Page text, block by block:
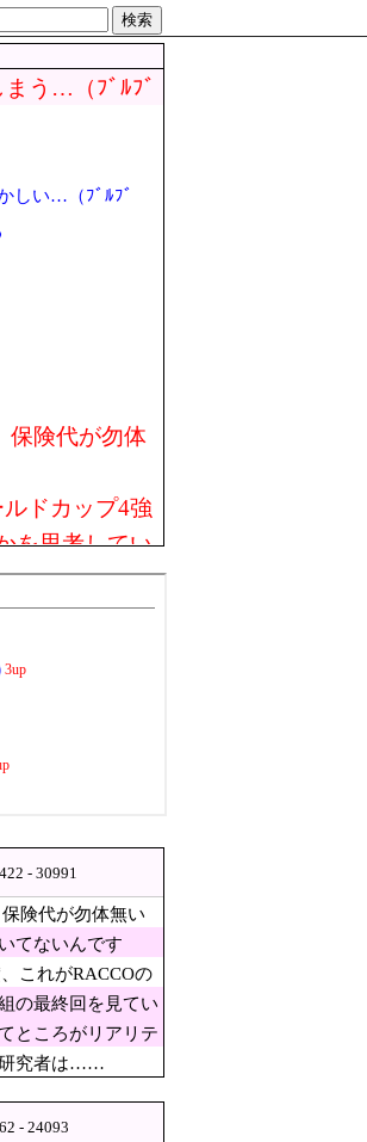
検索
まう…（ﾌﾞﾙﾌﾞ
しい…（ﾌﾞﾙﾌﾞ
保険代が勿体
ドカップ4強
を思考してい
てないんで
にする！」 ｗｗ
お前らの方
いので
島
- 30991
険代が勿体無い
てないんです
これがRACCOの
の最終回を見てい
ところがリアリテ
研究者は……
- 24093